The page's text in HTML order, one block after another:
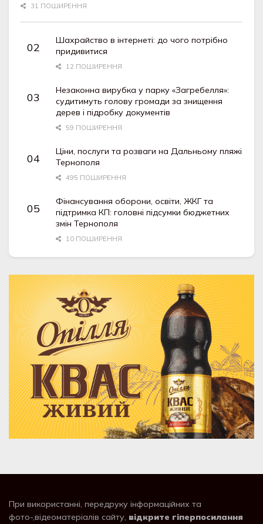
31 ПОШИРЕННЯ
Шахрайство в інтернеті: до чого потрібно
придивитися
12 ПОШИРЕННЯ
Незаконна вирубка у парку «Загребелля»:
судитимуть голову громади за знищення
дерев і підробку документів
59 ПОШИРЕННЯ
Ціни, послуги та розваги на Дальньому пляжі
Тернополя
495 ПОШИРЕННЯ
Фінансування оборони, освіти, ЖКГ та
підтримка КП: головні підсумки бюджетних
змін Тернополя
10 ПОШИРЕННЯ
При використанні, передруку інформаційних та
фото-,відеоматеріалів сайту, відкрите гіперпосилання